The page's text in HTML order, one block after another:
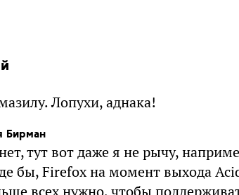
Лопухи, аднака!
Бирман
тут вот даже я не рычу,
бы, Firefox на момент выхода
всех нужно, чтобы